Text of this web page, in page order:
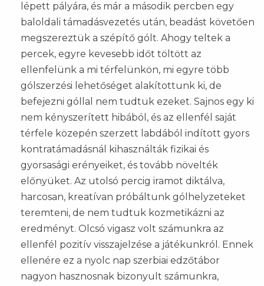
lépett pályára, és már a második percben egy
baloldali támadásvezetés után, beadást követően
megszereztük a szépítő gólt. Ahogy teltek a
percek, egyre kevesebb időt töltött az
ellenfelünk a mi térfelünkön, mi egyre több
gólszerzési lehetőséget alakítottunk ki, de
befejezni góllal nem tudtuk ezeket. Sajnos egy ki
nem kényszerített hibából, és az ellenfél saját
térfele közepén szerzett labdából indított gyors
kontratámadásnál kihasználták fizikai és
gyorsasági erényeiket, és tovább növelték
előnyüket. Az utolsó percig iramot diktálva,
harcosan, kreatívan próbáltunk gólhelyzeteket
teremteni, de nem tudtuk kozmetikázni az
eredményt. Olcsó vigasz volt számunkra az
ellenfél pozitív visszajelzése a játékunkról. Ennek
ellenére ez a nyolc nap szerbiai edzőtábor
nagyon hasznosnak bizonyult számunkra,